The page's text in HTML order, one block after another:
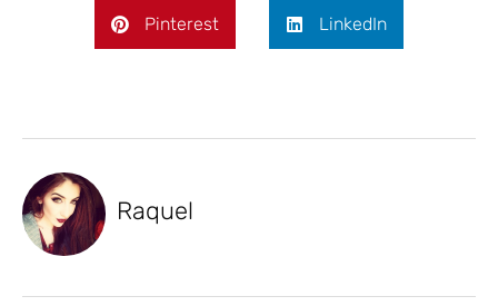
Pinterest LinkedIn
Raquel